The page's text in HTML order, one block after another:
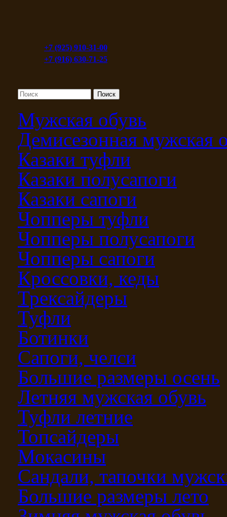
+7 (925) 910-31-00
+7 (916) 630-71-25
Мужская обувь
Демисезонная мужская
Казаки туфли
Казаки полусапоги
Казаки сапоги
Чопперы туфли
Чопперы полусапоги
Чопперы сапоги
Кроссовки, кеды
Трексайдеры
Туфли
Ботинки
Сапоги, челси
Большие размеры осень
Летняя мужская обувь
Туфли летние
Топсайдеры
Мокасины
Сандали, тапочки
Большие размеры лето